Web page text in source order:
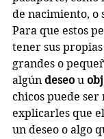
de nacimiento, o
Para que estos
tener sus
grandes o
algún deseo u
chicos puede ser
explicarles que
un deseo o algo